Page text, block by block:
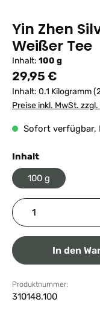
Yin Zhen
Weißer Tee
Inhalt: 100 g
Regulärer Preis:
29,95 €
Inhalt: 0.1 Kilogramm
Preise inkl. MwSt.
Sofort verfügbar,
Inhaltauswählen
100 g
Produkt Anzahl:
In den
Produktnummer:
310148.100